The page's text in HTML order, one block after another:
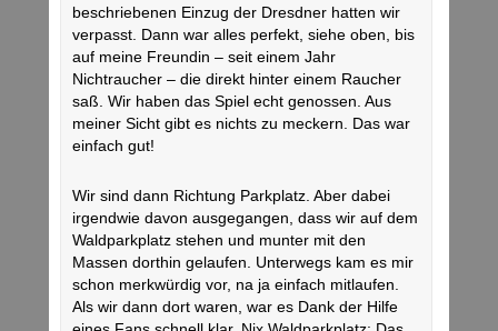
beschriebenen Einzug der Dresdner hatten wir
verpasst. Dann war alles perfekt, siehe oben, bis
auf meine Freundin – seit einem Jahr
Nichtraucher – die direkt hinter einem Raucher
saß. Wir haben das Spiel echt genossen. Aus
meiner Sicht gibt es nichts zu meckern. Das war
einfach gut!
Wir sind dann Richtung Parkplatz. Aber dabei
irgendwie davon ausgegangen, dass wir auf dem
Waldparkplatz stehen und munter mit den
Massen dorthin gelaufen. Unterwegs kam es mir
schon merkwürdig vor, na ja einfach mitlaufen.
Als wir dann dort waren, war es Dank der Hilfe